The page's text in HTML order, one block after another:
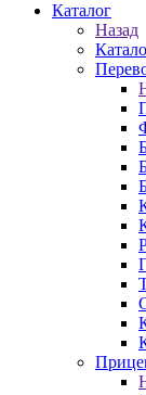
Каталог
Назад